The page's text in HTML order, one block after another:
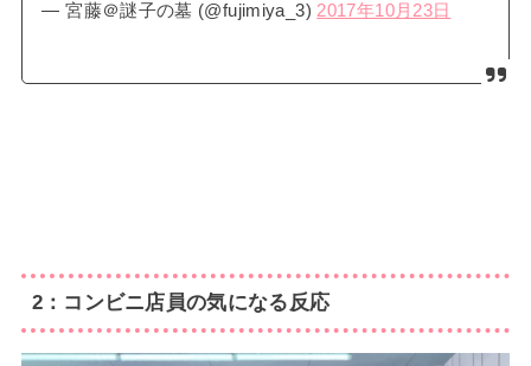
— 宮藤＠謎子の墓 (@fujimiya_3) 2017年10月23日
2：コンビニ店員の気になる反応